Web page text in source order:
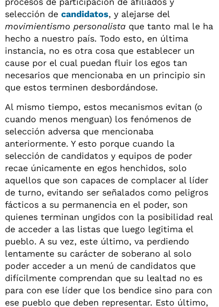
selección de candidatos, y alejarse del
movimientismo personalista que tanto mal le ha
hecho a nuestro país. Todo esto, en última
instancia, no es otra cosa que establecer un
cause por el cual puedan fluir los egos tan
necesarios que mencionaba en un principio sin
que estos terminen desbordándose.
Al mismo tiempo, estos mecanismos evitan (o
cuando menos menguan) los fenómenos de
selección adversa que mencionaba
anteriormente. Y esto porque cuando la
selección de candidatos y equipos de poder
recae únicamente en egos henchidos, solo
aquellos que son capaces de complacer al líder
de turno, evitando ser señalados como peligros
fácticos a su permanencia en el poder, son
quienes terminan ungidos con la posibilidad real
de acceder a las listas que luego legitima el
pueblo. A su vez, este último, va perdiendo
lentamente su carácter de soberano al solo
poder acceder a un menú de candidatos que
difícilmente comprendan que su lealtad no es
para con ese líder que los bendice sino para con
ese pueblo que deben representar. Esto último,